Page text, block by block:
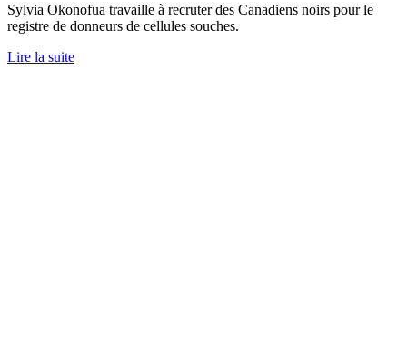
Sylvia Okonofua travaille à recruter des Canadiens noirs pour le
registre de donneurs de cellules souches.
Lire la suite